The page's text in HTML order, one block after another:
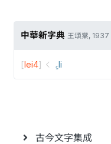
中華新字典 王頌棠, 1937
[lei4] ꜁li
古今文字集成